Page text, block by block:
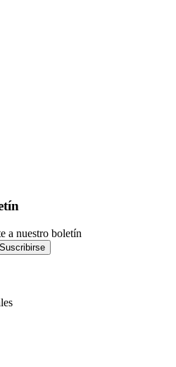
a nuestro boletín
Suscribirse